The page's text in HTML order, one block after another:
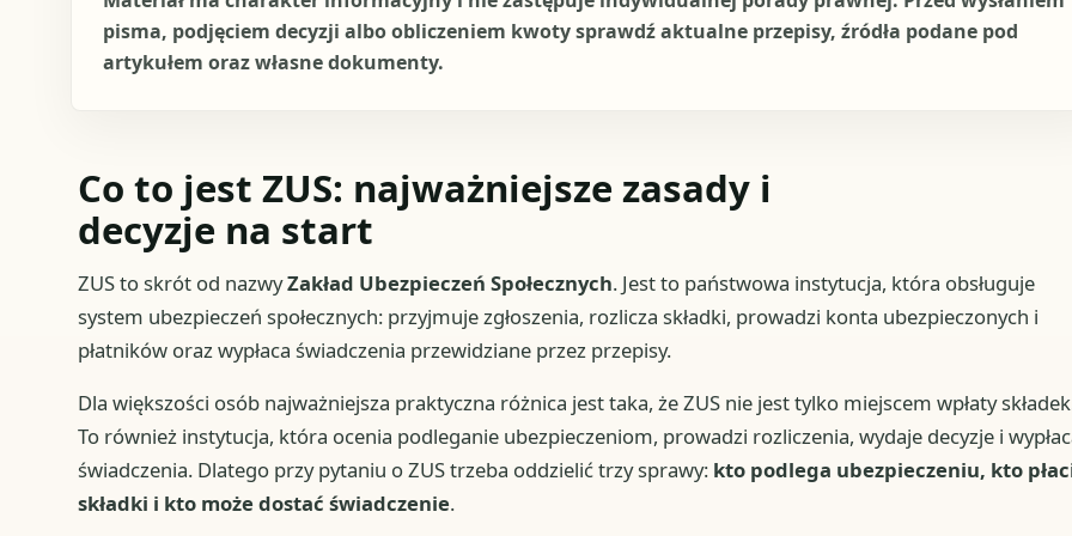
pisma, podjęciem decyzji albo obliczeniem kwoty sprawdź aktualne przepisy, źródła podane pod
artykułem oraz własne dokumenty.
Co to jest ZUS: najważniejsze zasady i
decyzje na start
ZUS to skrót od nazwyZakład Ubezpieczeń Społecznych. Jest to państwowa instytucja, która obsługuje
system ubezpieczeń społecznych: przyjmuje zgłoszenia, rozlicza składki, prowadzi konta ubezpieczonych i
płatników oraz wypłaca świadczenia przewidziane przez przepisy.
Dla większości osób najważniejsza praktyczna różnica jest taka, że ZUS nie jest tylko miejscem wpłaty
To również instytucja, która ocenia podleganie ubezpieczeniom, prowadzi rozliczenia, wydaje decyzje i
świadczenia. Dlatego przy pytaniu o ZUS trzeba oddzielić trzy sprawy: kto podlega ubezpieczeniu, kto
składki i kto może dostać świadczenie.